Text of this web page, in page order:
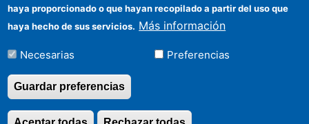
Funding entities
Contact
haya proporcionado o que hayan recopilado a partir del uso que
haya hecho de sus servicios. Más información
Necesarias Preferencias
Guardar preferencias